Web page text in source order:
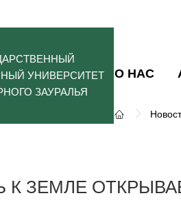
УНИВЕРСИТЕТ
ЗАУРАЛЬЯ
О НАС
К ЗЕМЛЕ